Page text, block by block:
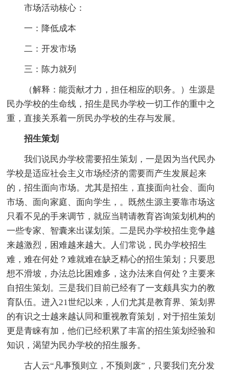
市场活动核心：
一：降低成本
二：开发市场
三：陈力就列
（解释：能贡献才力，担任相应的职务。）生源是
民办学校的生命线，招生是民办学校一切工作的重中之
重，直接关系着一所民办学校的生存与发展。
招生策划
我们说民办学校需要招生策划，一是因为当代民办
学校是适应社会主义市场经济的需要而产生发展起来
的，招生面向市场。尤其是招生，直接面向社会、面向
市场、面向家庭、面向学生，。既然生源主要靠市场这
只看不见的手来调节，就应当聘请教育咨询策划机构的
一些专家、智囊来出谋划策。二是民办学校招生竞争越
来越激烈，困难越来越大。人们常说，民办学校招生
难，难在何处？难就难在缺乏精心的招生策划；只要思
想不滑坡，办法总比困难多，这办法来自何处？主要来
自招生策划。三是我们目前已经有了一支颇具实力的教
育队伍。进入21世纪以来，人们尤其是教育界、策划界
的有识之士越来越认同和重视教育策划，对于招生策划
更是青睐有加，他们已经积累了丰富的招生策划经验和
知识，渴望为民办学校的招生服务。
古人云“凡事预则立，不预则废”，只要我们充分发